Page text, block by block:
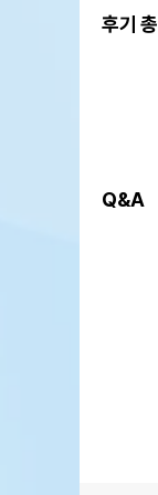
후기 총
Q&A